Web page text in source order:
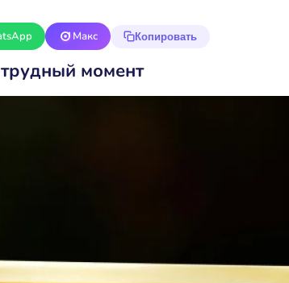
Макс Копировать
момент